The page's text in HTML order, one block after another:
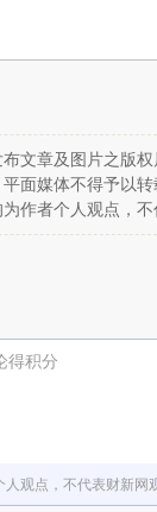
文章及图片之版
面媒体不得予以
作者个人观点，不
得积分
人观点，不代表财新网